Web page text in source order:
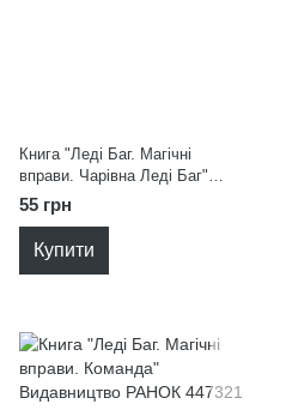
Книга "Леді Баг. Магічні
вправи. Чарівна Леді Баг"
Видавництво РАНОК 447299
55 грн
Купити